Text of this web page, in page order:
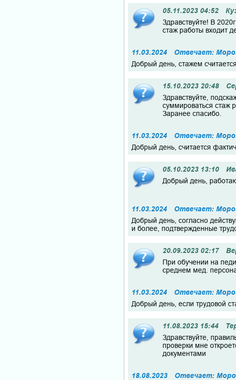
05.11.2023 04:52
Здравствуйте! В
стаж работы входит
11.03.2024
Отвечает:
Добрый день, стажем
15.10.2023 20:48
Здравствуйте,
суммироваться стаж
Заранее спасибо.
11.03.2024
Отвечает:
Добрый день, считается
05.10.2023 13:10
Добрый день,
11.03.2024
Отвечает:
Добрый день, согласно
и более, подтвержденные
20.09.2023 02:17
При обучении на
среднем мед.
11.03.2024
Отвечает:
Добрый день, если трудовой
11.08.2023 15:44
Здравствуйте,
проверки мне
документами
18.08.2023
Отвечает: